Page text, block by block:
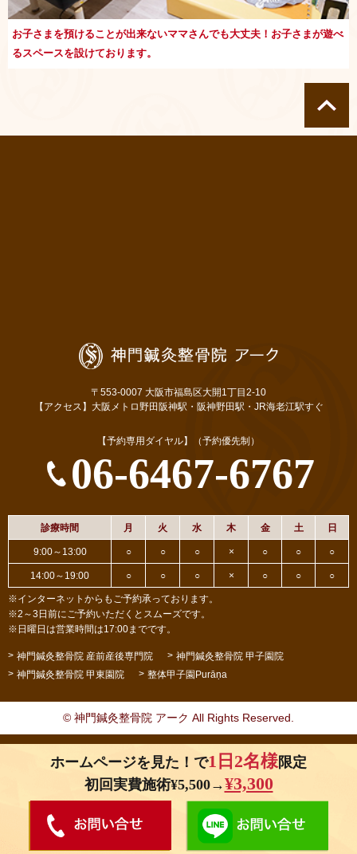
お子さまを預けることが出来ないママさんでも大丈夫！お子さまが遊べ
るスペースを設けております。
〒553-0007 大阪市福島区大開1丁目2-10
【アクセス】大阪メトロ野田阪神駅・阪神野田駅・JR海老江駅すぐ
【予約専用ダイヤル】（予約優先制）
06-6467-6767
診療時間 月 火 水 木 金 土 日
9:00～13:00 ○ ○ ○ × ○ ○ ○
14:00～19:00 ○ ○ ○ × ○ ○ ○
※インターネットからもご予約承っております。
※2～3日前にご予約いただくとスムーズです。
※日曜日は営業時間は17:00までです。
神門鍼灸整骨院 産前産後専門院
神門鍼灸整骨院 甲子園院
神門鍼灸整骨院 甲東園院
整体甲子園Purāṇa
© 神門鍼灸整骨院 アーク All Rights Reserved.
ホームページを見た！で1日2名様限定
初回実費施術¥5,500→¥3,300